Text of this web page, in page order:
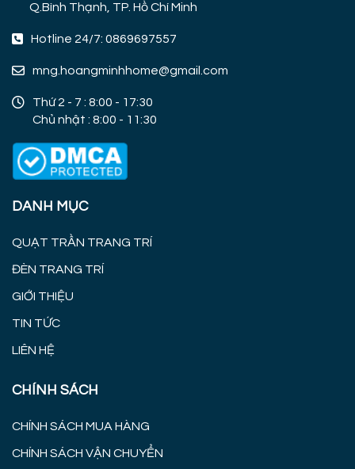
Q.Bình Thạnh, TP. Hồ Chí Minh
Hotline 24/7: 0869697557
mng.hoangminhhome@gmail.com
Thứ 2 - 7 : 8:00 - 17:30
Chủ nhật : 8:00 - 11:30
DANH MỤC
QUẠT TRẦN TRANG TRÍ
ĐÈN TRANG TRÍ
GIỚI THIỆU
TIN TỨC
LIÊN HỆ
CHÍNH SÁCH
CHÍNH SÁCH MUA HÀNG
CHÍNH SÁCH VẬN CHUYỂN